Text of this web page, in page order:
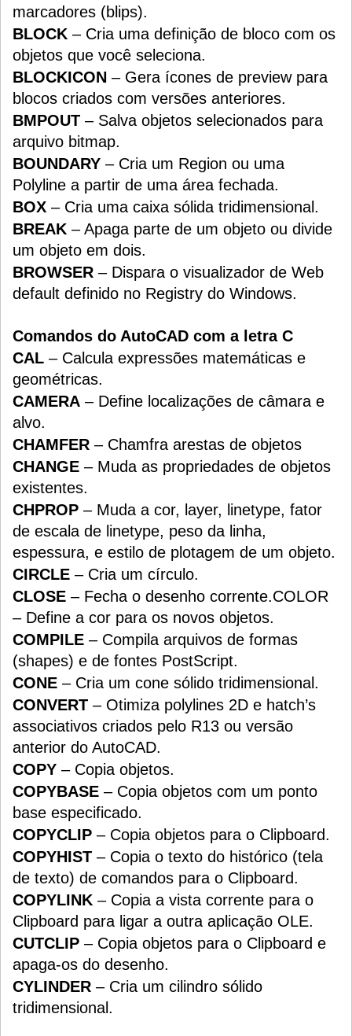
marcadores (blips).
BLOCK – Cria uma definição de bloco com os
objetos que você seleciona.
BLOCKICON – Gera ícones de preview para
blocos criados com versões anteriores.
BMPOUT – Salva objetos selecionados para
arquivo bitmap.
BOUNDARY – Cria um Region ou uma
Polyline a partir de uma área fechada.
BOX – Cria uma caixa sólida tridimensional.
BREAK – Apaga parte de um objeto ou divide
um objeto em dois.
BROWSER – Dispara o visualizador de Web
default definido no Registry do Windows.
Comandos do AutoCAD com a letra C
CAL – Calcula expressões matemáticas e
geométricas.
CAMERA – Define localizações de câmara e
alvo.
CHAMFER – Chamfra arestas de objetos
CHANGE – Muda as propriedades de objetos
existentes.
CHPROP – Muda a cor, layer, linetype, fator
de escala de linetype, peso da linha,
espessura, e estilo de plotagem de um objeto.
CIRCLE – Cria um círculo.
CLOSE – Fecha o desenho corrente.COLOR
– Define a cor para os novos objetos.
COMPILE – Compila arquivos de formas
(shapes) e de fontes PostScript.
CONE – Cria um cone sólido tridimensional.
CONVERT – Otimiza polylines 2D e hatch’s
associativos criados pelo R13 ou versão
anterior do AutoCAD.
COPY – Copia objetos.
COPYBASE – Copia objetos com um ponto
base especificado.
COPYCLIP – Copia objetos para o Clipboard.
COPYHIST – Copia o texto do histórico (tela
de texto) de comandos para o Clipboard.
COPYLINK – Copia a vista corrente para o
Clipboard para ligar a outra aplicação OLE.
CUTCLIP – Copia objetos para o Clipboard e
apaga-os do desenho.
CYLINDER – Cria um cilindro sólido
tridimensional.